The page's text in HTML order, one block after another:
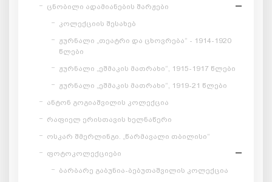
ცნობილი ადამიანების შარჟები
კოლექციის შესახებ
ჟურნალი „თეატრი და ცხოვრება“ - 1914-1920
წლები
ჟურნალი „ეშმაკის მათრახი“, 1915-1917 წლები
ჟურნალი „ეშმაკის მათრახი“, 1919-21 წლები
ანტონ გოგიაშვილის კოლექცია
რაფიელ ერისთავის ხელნაწერი
ოსკარ შმერლინგი. „წარმავალი თბილისი“
ფოტოკოლექციები
ბარბარე გაბუნია-ბებუთაშვილის კოლექცია